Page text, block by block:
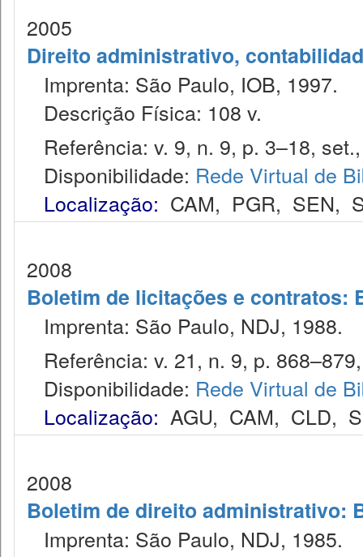
2005
Direito administrativo,
Imprenta: São Paulo, IOB, 1997.
Descrição Física: 108 v.
Referência: v. 9, n. 9, p. 3–18,
Disponibilidade: Rede Virtual de
Localização: CAM, PGR, SEN,
2008
Boletim de licitações e contratos:
Imprenta: São Paulo, NDJ, 1988.
Referência: v. 21, n. 9, p.
Disponibilidade: Rede Virtual de
Localização: AGU, CAM, CLD,
2008
Boletim de direito administrativo:
Imprenta: São Paulo, NDJ, 1985.